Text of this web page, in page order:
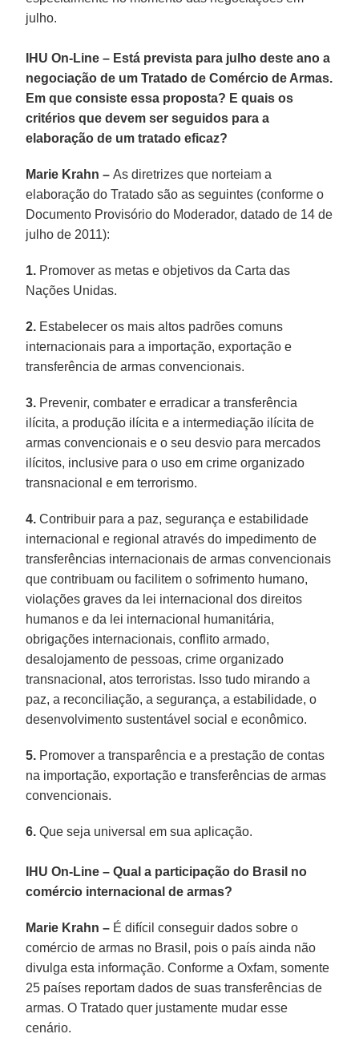
julho.
IHU On-Line– Está prevista para julho deste ano a
negociação de um Tratado de Comércio de Armas.
Em que consiste essa proposta? E quais os
critérios que devem ser seguidos para a
elaboração de um tratado eficaz?
Marie Krahn– As diretrizes que norteiam a
elaboração do Tratado são as seguintes (conforme o
Documento Provisório do Moderador, datado de 14 de
julho de 2011):
1. Promover as metas e objetivos da Carta das
Nações Unidas.
2. Estabelecer os mais altos padrões comuns
internacionais para a importação, exportação e
transferência de armas convencionais.
3. Prevenir, combater e erradicar a transferência
ilícita, a produção ilícita e a intermediação ilícita de
armas convencionais e o seu desvio para mercados
ilícitos, inclusive para o uso em crime organizado
transnacional e em terrorismo.
4.Contribuir para a paz, segurança e estabilidade
internacional e regional através do impedimento de
transferências internacionais de armas convencionais
que contribuam ou facilitem o sofrimento humano,
violações graves da lei internacional dos direitos
humanos e da lei internacional humanitária,
obrigações internacionais, conflito armado,
desalojamento de pessoas, crime organizado
transnacional, atos terroristas. Isso tudo mirando a
paz, a reconciliação, a segurança, a estabilidade, o
desenvolvimento sustentável social e econômico.
5. Promover a transparência e a prestação de contas
na importação, exportação e transferências de armas
convencionais.
6.Que seja universal em sua aplicação.
IHU On-Line– Qual a participação do Brasil no
comércio internacional de armas?
Marie Krahn– É difícil conseguir dados sobre o
comércio de armas no Brasil, pois o país ainda não
divulga esta informação. Conforme a Oxfam, somente
25 países reportam dados de suas transferências de
armas. O Tratado quer justamente mudar esse
cenário.